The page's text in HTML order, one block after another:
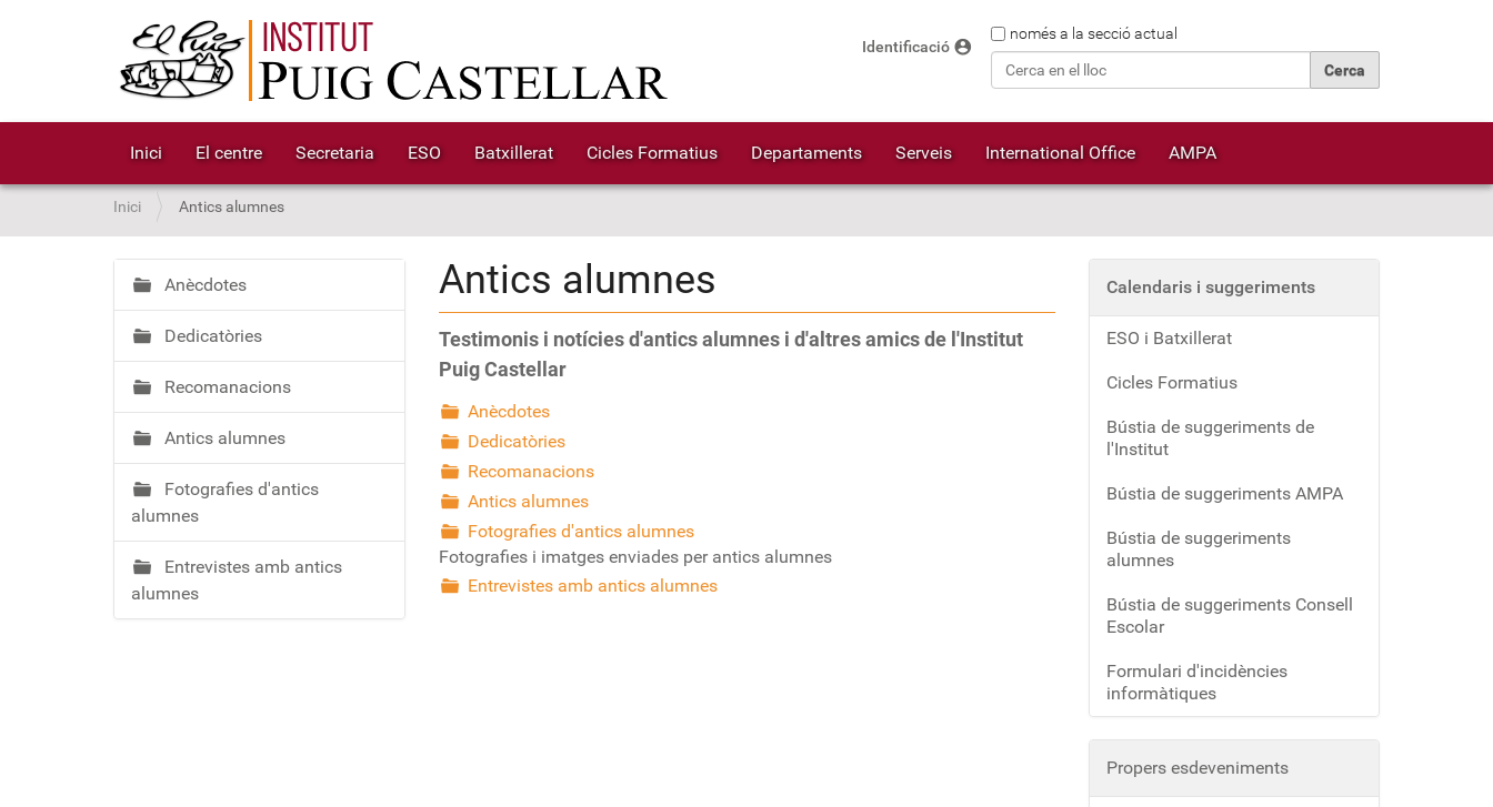
Cercanomés a la secció actual
Identificació account_circle
Inici El centre Secretaria ESO Batxillerat Cicles Formatius Departaments Serveis International Office AMPA
S
o
u
:
Inici Antics alumnes
Antics alumnes
Testimonis i notícies d'antics alumnes i d'altres amics de l'Institut
Puig Castellar
Anècdotes
Dedicatòries
Recomanacions
Antics alumnes
Fotografies d'antics alumnes
Fotografies i imatges enviades per antics alumnes
Entrevistes amb antics alumnes
N
a
v
e
g
a
c
ó
Anècdotes
Dedicatòries
Recomanacions
Antics alumnes
Fotografies d'antics
alumnes
Entrevistes amb antics
alumnes
Calendaris i suggeriments
ESO i Batxillerat
Cicles Formatius
Bústia de suggeriments de
l'Institut
Bústia de suggeriments AMPA
Bústia de suggeriments
alumnes
Bústia de suggeriments Consell
Escolar
Formulari d'incidències
informàtiques
Propers esdeveniments